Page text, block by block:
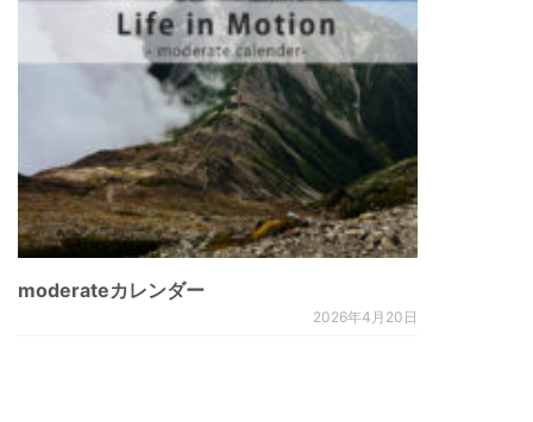
moderateカレンダー
2026年4月20日